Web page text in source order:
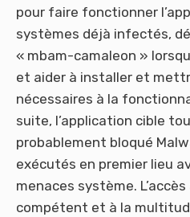
pour faire fonctionner
systèmes déjà infectés,
« mbam-camaleon »
et aider à installer et
nécessaires à la
suite, l’application cible
probablement bloqué
exécutés en premier lieu
menaces système.
compétent et à la